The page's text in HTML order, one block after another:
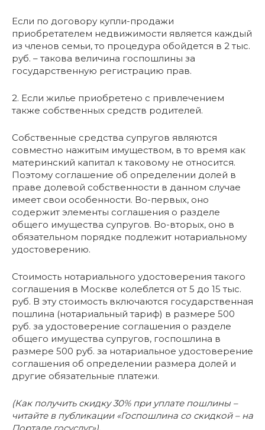
Если по договору купли-продажи
приобретателем недвижимости является каждый
из членов семьи, то процедура обойдется в 2 тыс.
руб. – такова величина госпошлины за
государственную регистрацию прав.
2. Если жилье приобретено с привлечением
также собственных средств родителей.
Собственные средства супругов являются
совместно нажитым имуществом, в то время как
материнский капитал к таковому не относится.
Поэтому соглашение об определении долей в
праве долевой собственности в данном случае
имеет свои особенности. Во-первых, оно
содержит элементы соглашения о разделе
общего имущества супругов. Во-вторых, оно в
обязательном порядке подлежит нотариальному
удостоверению.
Стоимость нотариального удостоверения такого
соглашения в Москве колеблется от 5 до 15 тыс.
руб. В эту стоимость включаются государственная
пошлина (нотариальный тариф) в размере 500
руб. за удостоверение соглашения о разделе
общего имущества супругов, госпошлина в
размере 500 руб. за нотариальное удостоверение
соглашения об определении размера долей и
другие обязательные платежи.
(Как получить скидку 30% при уплате пошлины –
читайте в публикации «Госпошлина со скидкой – на